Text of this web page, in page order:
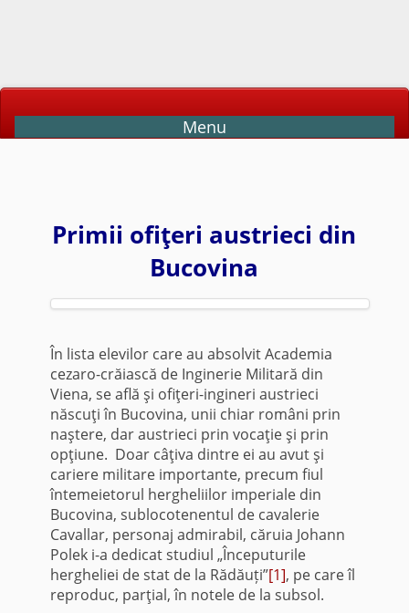
Menu
Primii ofiţeri austrieci din
Bucovina
În lista elevilor care au absolvit Academia
cezaro-crăiască de Inginerie Militară din
Viena, se află şi ofiţeri-ingineri austrieci
născuţi în Bucovina, unii chiar români prin
naştere, dar austrieci prin vocaţie şi prin
opţiune. Doar câţiva dintre ei au avut şi
cariere militare importante, precum fiul
întemeietorul hergheliilor imperiale din
Bucovina, sublocotenentul de cavalerie
Cavallar, personaj admirabil, căruia Johann
Polek i-a dedicat studiul „Începuturile
hergheliei de stat de la Rădăuți”[1], pe care îl
reproduc, parţial, în notele de la subsol.